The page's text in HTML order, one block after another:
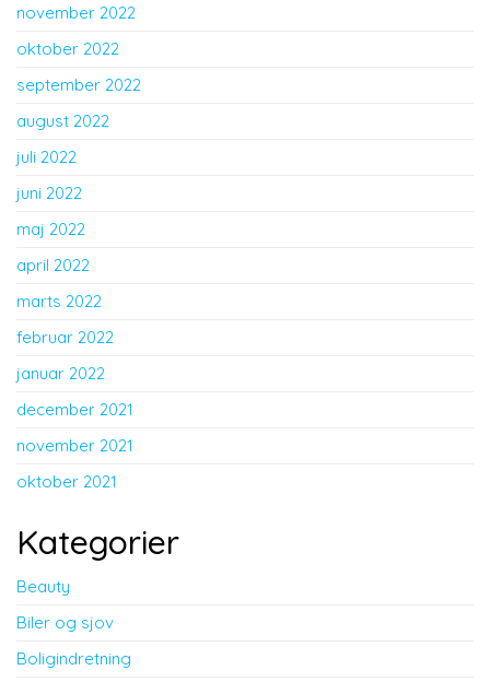
november 2022
oktober 2022
september 2022
august 2022
juli 2022
juni 2022
maj 2022
april 2022
marts 2022
februar 2022
januar 2022
december 2021
november 2021
oktober 2021
Kategorier
Beauty
Biler og sjov
Boligindretning